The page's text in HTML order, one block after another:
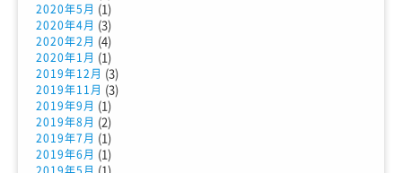
2020年5月 (1)
2020年4月 (3)
2020年2月 (4)
2020年1月 (1)
2019年12月 (3)
2019年11月 (3)
2019年9月 (1)
2019年8月 (2)
2019年7月 (1)
2019年6月 (1)